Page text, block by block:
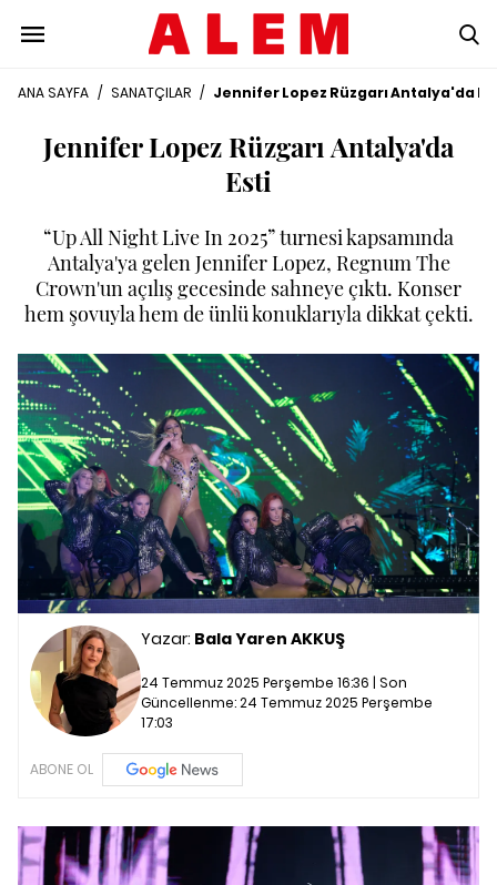
ANA SAYFA / SANATÇILAR / Jennifer Lopez Rüzgarı Antalya'da
Jennifer Lopez Rüzgarı Antalya'da
Esti
“Up All Night Live In 2025” turnesi kapsamında
Antalya'ya gelen Jennifer Lopez, Regnum The
Crown'un açılış gecesinde sahneye çıktı. Konser
hem şovuyla hem de ünlü konuklarıyla dikkat çekti.
Yazar: Bala Yaren AKKUŞ
24 Temmuz 2025 Perşembe 16:36 | Son
Güncellenme:24 Temmuz 2025 Perşembe
17:03
ABONE OL